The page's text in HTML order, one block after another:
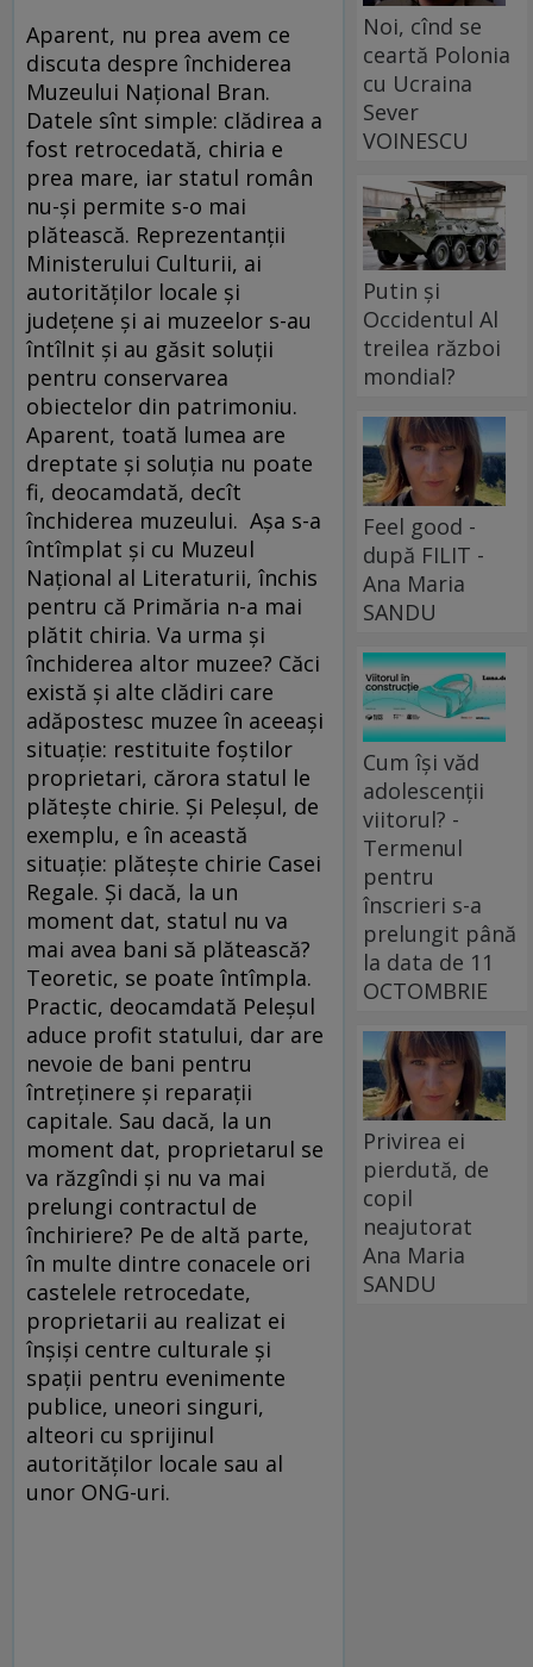
Aparent, nu prea avem ce
discuta despre închiderea
Muzeului Naţional Bran.
Datele sînt simple: clădirea a
fost retrocedată, chiria e
prea mare, iar statul român
nu-şi permite s-o mai
plătească. Reprezentanţii
Ministerului Culturii, ai
autorităţilor locale şi
judeţene şi ai muzeelor s-au
întîlnit şi au găsit soluţii
pentru conservarea
obiectelor din patrimoniu.
Aparent, toată lumea are
dreptate şi soluţia nu poate
fi, deocamdată, decît
închiderea muzeului. Aşa s-a
întîmplat şi cu Muzeul
Naţional al Literaturii, închis
pentru că Primăria n-a mai
plătit chiria. Va urma şi
închiderea altor muzee? Căci
există şi alte clădiri care
adăpostesc muzee în aceeaşi
situaţie: restituite foştilor
proprietari, cărora statul le
plăteşte chirie. Şi Peleşul, de
exemplu, e în această
situaţie: plăteşte chirie Casei
Regale. Şi dacă, la un
moment dat, statul nu va
mai avea bani să plătească?
Teoretic, se poate întîmpla.
Practic, deocamdată Peleşul
aduce profit statului, dar are
nevoie de bani pentru
întreţinere şi reparaţii
capitale. Sau dacă, la un
moment dat, proprietarul se
va răzgîndi şi nu va mai
prelungi contractul de
închiriere? Pe de altă parte,
în multe dintre conacele ori
castelele retrocedate,
proprietarii au realizat ei
înşişi centre culturale şi
spaţii pentru evenimente
publice, uneori singuri,
alteori cu sprijinul
autorităţilor locale sau al
unor ONG-uri.
Noi, cînd se
ceartă Polonia
cu Ucraina
Sever
VOINESCU
Putin și
Occidentul Al
treilea război
mondial?
Feel good -
după FILIT -
Ana Maria
SANDU
Cum își văd
adolescenții
viitorul? -
Termenul
pentru
înscrieri s-a
prelungit până
la data de 11
OCTOMBRIE
Privirea ei
pierdută, de
copil
neajutorat
Ana Maria
SANDU